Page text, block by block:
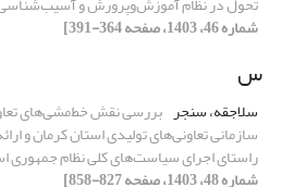
شماره 46، 1403، صفحه 364-391]
س
سلاجقه، سنجر بررسی نقش خط‌مشی‌های
سازمانی تعاونی‌های تولیدی استان کرمان و
راستای اجرای سیاست‌های کلی نظام جمهوری
شماره 48، 1403، صفحه 827-858]